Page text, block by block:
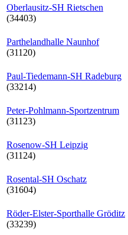
Oberlausitz-SH Rietschen
(34403)
Parthelandhalle Naunhof
(31120)
Paul-Tiedemann-SH Radeburg
(33214)
Peter-Pohlmann-Sportzentrum
(31123)
Rosenow-SH Leipzig
(31124)
Rosental-SH Oschatz
(31604)
Röder-Elster-Sporthalle Gröditz
(33239)